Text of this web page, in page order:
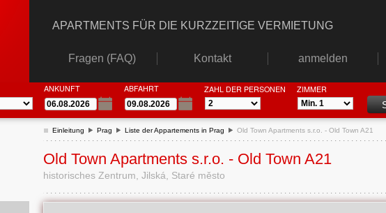
APARTMENTS FÜR DIE KURZZEITIGE VERMIETUNG
Fragen (FAQ) Kontakt anmelden
ANKUNFT ABFAHRT ZAHL DER PERSONEN ZIMMER
Einleitung Prag Liste der Appartements in Prag Old Town Apartments s.r.o. - Old Town A21
Old Town Apartments s.r.o. - Old Town A21
historisches Zentrum, Jilská, Staré město